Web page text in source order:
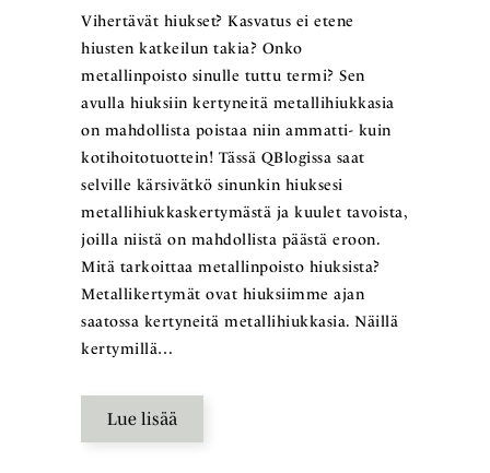
Vihertävät hiukset? Kasvatus ei etene
hiusten katkeilun takia? Onko
metallinpoisto sinulle tuttu termi? Sen
avulla hiuksiin kertyneitä metallihiukkasia
on mahdollista poistaa niin ammatti- kuin
kotihoitotuottein! Tässä QBlogissa saat
selville kärsivätkö sinunkin hiuksesi
metallihiukkaskertymästä ja kuulet tavoista,
joilla niistä on mahdollista päästä eroon.
Mitä tarkoittaa metallinpoisto hiuksista?
Metallikertymät ovat hiuksiimme ajan
saatossa kertyneitä metallihiukkasia. Näillä
kertymillä…
Lue lisää